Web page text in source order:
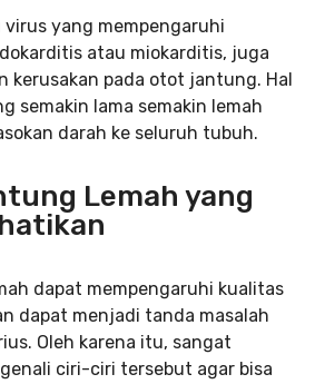
yang mempengaruhi
atau miokarditis, juga
kerusakan pada otot jantung. Hal
semakin lama semakin lemah
darah ke seluruh tubuh.
Lemah yang
dapat mempengaruhi kualitas
dapat menjadi tanda masalah
Oleh karena itu, sangat
ciri-ciri tersebut agar bisa